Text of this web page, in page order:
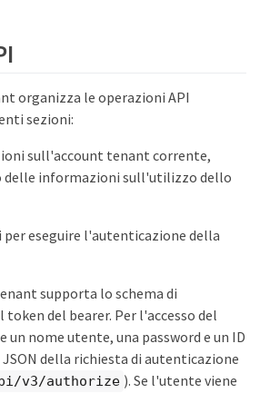
organizza le operazioni API
sezioni:
sull'account tenant corrente,
delle informazioni sull'utilizzo dello
eseguire l'autenticazione della
supporta lo schema di
del bearer. Per l'accesso del
nome utente, una password e un ID
della richiesta di autenticazione
v3/authorize ). Se l'utente viene